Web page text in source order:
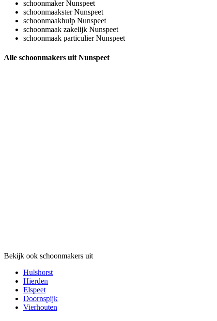
schoonmaker Nunspeet
schoonmaakster Nunspeet
schoonmaakhulp Nunspeet
schoonmaak zakelijk Nunspeet
schoonmaak particulier Nunspeet
Alle schoonmakers uit Nunspeet
Bekijk ook schoonmakers uit
Hulshorst
Hierden
Elspeet
Doornspijk
Vierhouten